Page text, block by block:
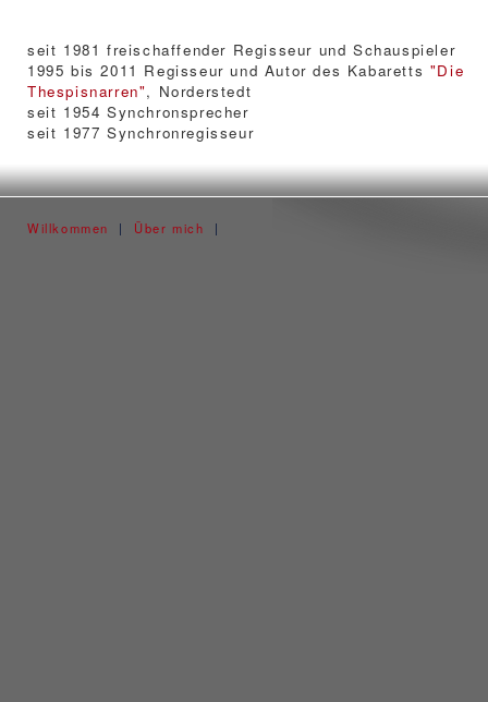
seit 1981 freischaffender Regisseur und Schauspieler
1995 bis 2011 Regisseur und Autor des Kabaretts "Die
Thespisnarren", Norderstedt
seit 1954 Synchronsprecher
seit 1977 Synchronregisseur
Willkommen | Über mich |